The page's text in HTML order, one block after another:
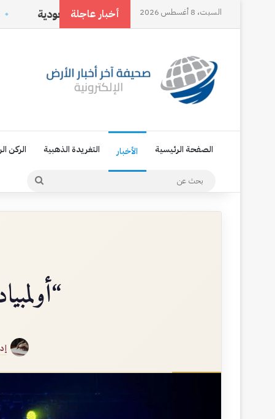
السبت، 8 أغسطس 2026 أخبار عاجلةمكة، تجسيد للإرادة السياسية السعودية ناجي العلي..
الصفحة الرئيسية الأخبار التغريدة الذهبية الركن
بحث
“أولمبياد